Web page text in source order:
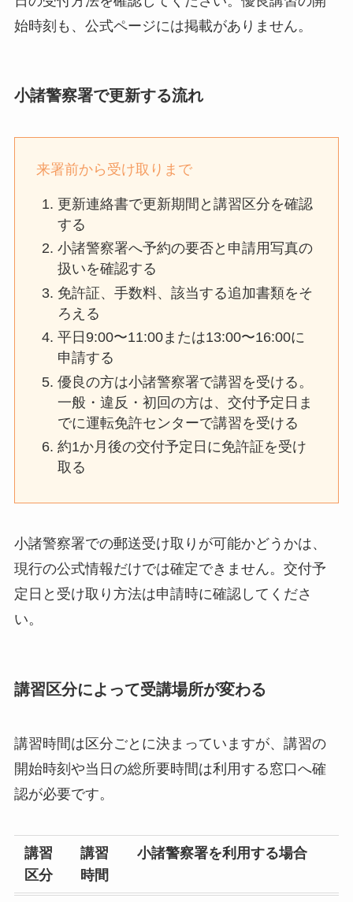
始時刻も、公式ページには掲載がありません。
小諸警察署で更新する流れ
来署前から受け取りまで
更新連絡書で更新期間と講習区分を確認
する
小諸警察署へ予約の要否と申請用写真の
扱いを確認する
免許証、手数料、該当する追加書類をそ
ろえる
平日9:00〜11:00または13:00〜16:00に
申請する
優良の方は小諸警察署で講習を受ける。
一般・違反・初回の方は、交付予定日ま
でに運転免許センターで講習を受ける
約1か月後の交付予定日に免許証を受け
取る
小諸警察署での郵送受け取りが可能かどうかは、
現行の公式情報だけでは確定できません。交付予
定日と受け取り方法は申請時に確認してくださ
い。
講習区分によって受講場所が変わる
講習時間は区分ごとに決まっていますが、講習の
開始時刻や当日の総所要時間は利用する窓口へ確
認が必要です。
講習
区分
講習
時間
小諸警察署を利用する場合